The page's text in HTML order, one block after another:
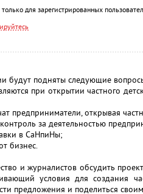
для зарегистрированных
будут подняты следующие
при открытии частного
предприниматели, открывая
за деятельностью
в СаНпиНы;
бизнес.
и журналистов обсудить
условия для создания
предложения и поделиться